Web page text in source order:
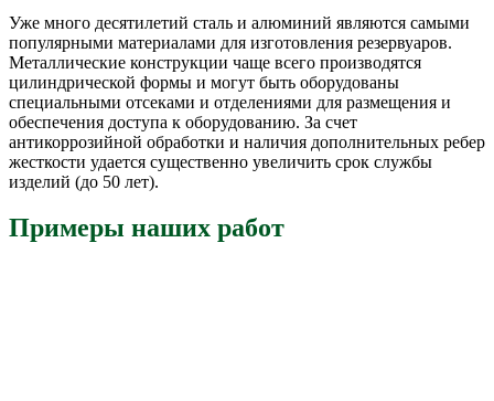
Уже много десятилетий сталь и алюминий являются самыми
популярными материалами для изготовления резервуаров.
Металлические конструкции чаще всего производятся
цилиндрической формы и могут быть оборудованы
специальными отсеками и отделениями для размещения и
обеспечения доступа к оборудованию. За счет
антикоррозийной обработки и наличия дополнительных ребер
жесткости удается существенно увеличить срок службы
изделий (до 50 лет).
Примеры наших работ